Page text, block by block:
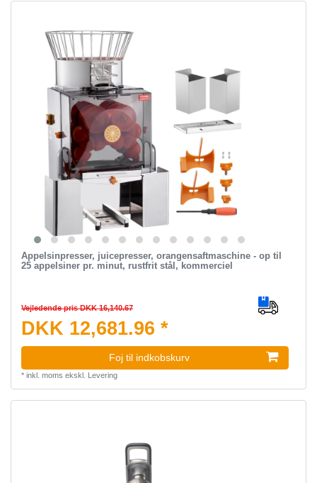
Appelsinpresser, juicepresser, orangensaftmaschine - op til
25 appelsiner pr. minut, rustfrit stål, kommerciel
Vejledende pris DKK 16,140.67
DKK 12,681.96 *
Foj til indkobskurv
* inkl. moms ekskl. Levering